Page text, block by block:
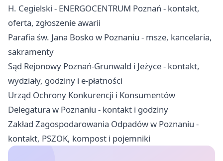
H. Cegielski - ENERGOCENTRUM Poznań - kontakt,
oferta, zgłoszenie awarii
Parafia św. Jana Bosko w Poznaniu - msze, kancelaria,
sakramenty
Sąd Rejonowy Poznań-Grunwald i Jeżyce - kontakt,
wydziały, godziny i e-płatności
Urząd Ochrony Konkurencji i Konsumentów
Delegatura w Poznaniu - kontakt i godziny
Zakład Zagospodarowania Odpadów w Poznaniu -
kontakt, PSZOK, kompost i pojemniki